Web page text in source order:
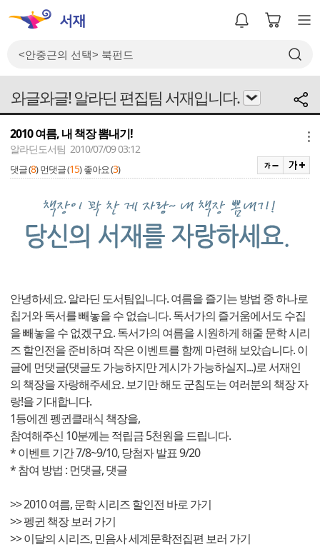
와글와글! 알라딘 편집팀 서재입니다.
2010 여름, 내 책장 뽐내기!
알라딘도서팀 2010/07/09 03:12
댓글 (8) 먼댓글 (15) 좋아요 (3)
안녕하세요. 알라딘 도서팀입니다. 여름을 즐기는 방법 중 하나로
칩거와 독서를 빼놓을 수 없습니다. 독서가의 즐거움에서도 수집
을 빼놓을 수 없겠구요. 독서가의 여름을 시원하게 해줄 문학 시리
즈 할인전을 준비하며 작은 이벤트를 함께 마련해 보았습니다. 이
글에 먼댓글(댓글도 가능하지만 게시가 가능하실지...)로 서재인
의 책장을 자랑해주세요. 보기만 해도 군침도는 여러분의 책장 자
랑!을 기대합니다.
1등에겐 펭귄클래식 책장을,
참여해주신 10분께는 적립금 5천원을 드립니다.
* 이벤트 기간 7/8~9/10, 당첨자 발표 9/20
* 참여 방법 : 먼댓글, 댓글
>> 2010 여름, 문학 시리즈 할인전 바로 가기
>> 펭귄 책장 보러 가기
>> 이달의 시리즈, 민음사 세계문학전집편 보러 가기